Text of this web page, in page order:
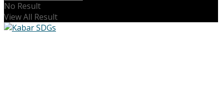
No Result
View All Result